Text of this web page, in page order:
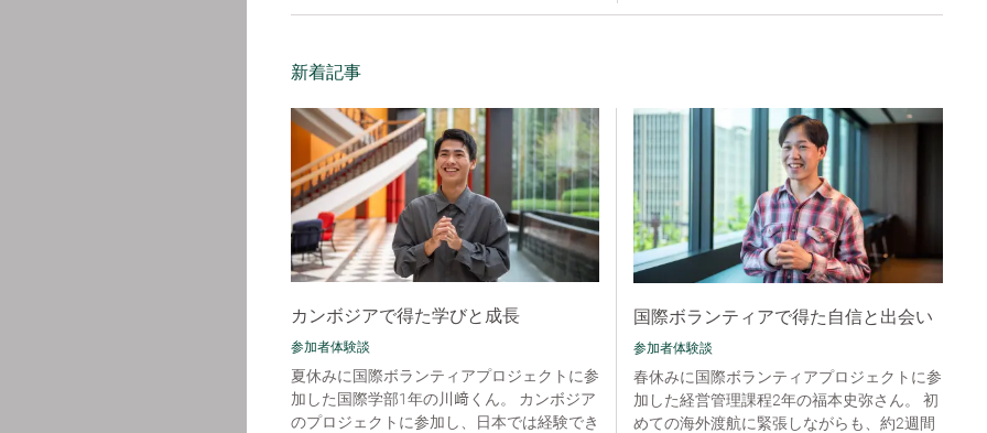
新着記事
カンボジアで得た学びと成長
参加者体験談
夏休みに国際ボランティアプロジェクトに参
加した国際学部1年の川﨑くん。 カンボジア
のプロジェクトに参加し、日本では経験でき
国際ボランティアで得た自信と出会い
参加者体験談
春休みに国際ボランティアプロジェクトに参
加した経営管理課程2年の福本史弥さん。 初
めての海外渡航に緊張しながらも、約2週間